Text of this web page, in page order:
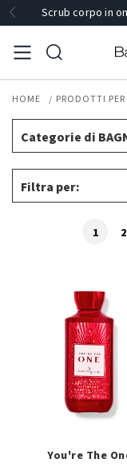
Scrub corpo in
HOME PRODOTTI
Categorie di
Filtra per:
1 2
You're The